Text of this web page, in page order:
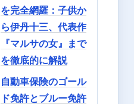
を完全網羅：子供か
ら伊丹十三、代表作
『マルサの女』まで
を徹底的に解説
自動車保険のゴール
ド免許とブルー免許